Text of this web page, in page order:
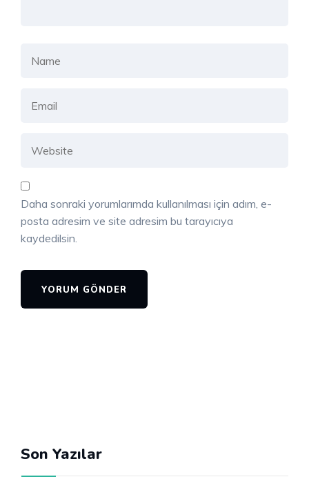
Daha sonraki yorumlarımda kullanılması için adım, e-
posta adresim ve site adresim bu tarayıcıya
kaydedilsin.
Son Yazılar